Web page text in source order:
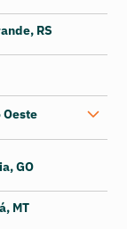
RS
Oeste
GO
MT